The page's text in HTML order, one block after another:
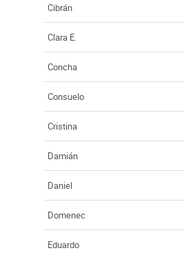
Cibrán
Clara E.
Concha
Consuelo
Cristina
Damián
Daniel
Domenec
Eduardo